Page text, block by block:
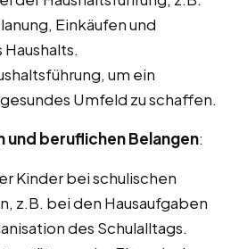
Einkäufen und
um ein
Umfeld zu schaffen.
und beruflichen Belangen:
Kinder bei schulischen
z.B. bei den Hausaufgaben
des Schulalltags.